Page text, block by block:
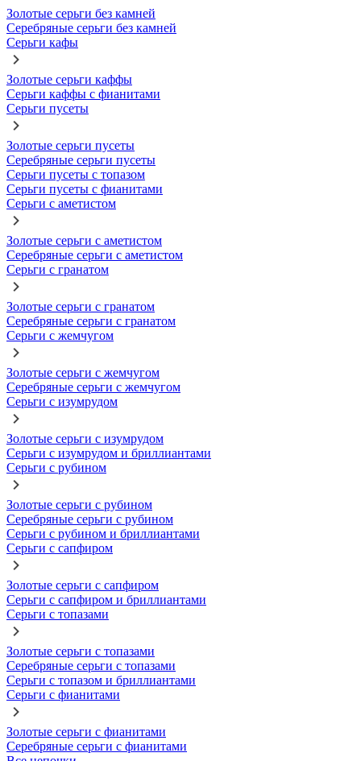
Золотые серьги без камней
Серебряные серьги без камней
Серьги кафы
Золотые серьги каффы
Серьги каффы с фианитами
Серьги пусеты
Золотые серьги пусеты
Серебряные серьги пусеты
Серьги пусеты с топазом
Серьги пусеты с фианитами
Серьги с аметистом
Золотые серьги с аметистом
Серебряные серьги с аметистом
Серьги с гранатом
Золотые серьги с гранатом
Серебряные серьги с гранатом
Серьги с жемчугом
Золотые серьги с жемчугом
Серебряные серьги с жемчугом
Серьги с изумрудом
Золотые серьги с изумрудом
Серьги с изумрудом и бриллиантами
Серьги с рубином
Золотые серьги с рубином
Серебряные серьги с рубином
Серьги с рубином и бриллиантами
Серьги с сапфиром
Золотые серьги с сапфиром
Серьги с сапфиром и бриллиантами
Серьги с топазами
Золотые серьги с топазами
Серебряные серьги с топазами
Серьги с топазом и бриллиантами
Серьги с фианитами
Золотые серьги с фианитами
Серебряные серьги с фианитами